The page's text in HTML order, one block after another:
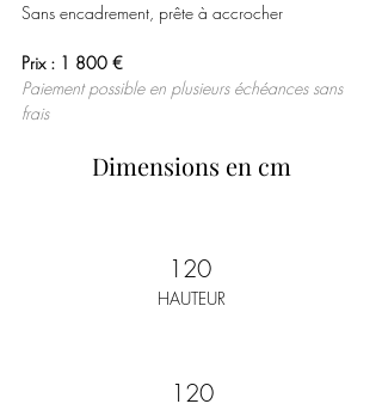
Sans encadrement, prête à accrocher
Prix : 1 800 €
Paiement possible en plusieurs échéances sans
frais
Dimensions en cm
120
HAUTEUR
120